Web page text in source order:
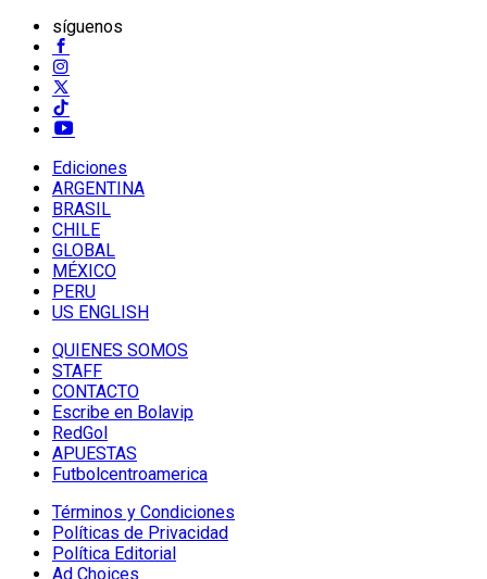
síguenos
Ediciones
ARGENTINA
BRASIL
CHILE
GLOBAL
MÉXICO
PERU
US ENGLISH
QUIENES SOMOS
STAFF
CONTACTO
Escribe en Bolavip
RedGol
APUESTAS
Futbolcentroamerica
Términos y Condiciones
Políticas de Privacidad
Política Editorial
Ad Choices